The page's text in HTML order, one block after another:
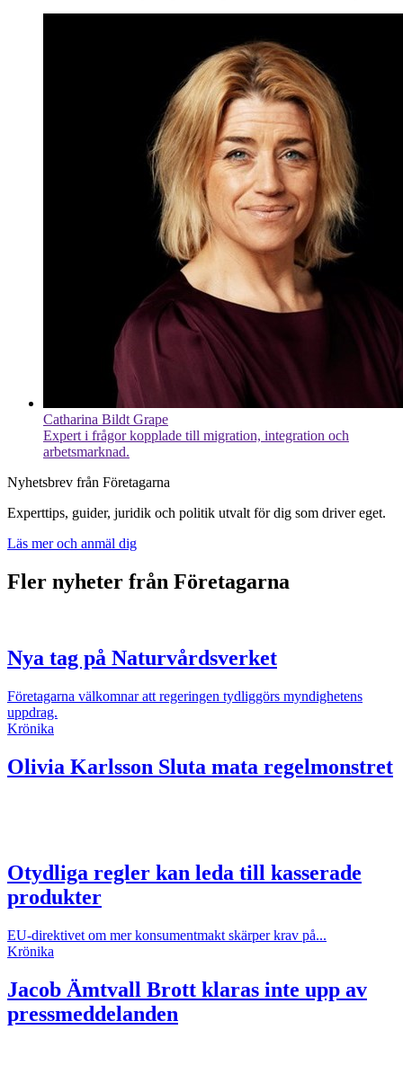
Catharina Bildt Grape
Expert i frågor kopplade till migration, integration och
arbetsmarknad.
Nyhetsbrev från Företagarna
Experttips, guider, juridik och politik utvalt för dig som driver eget.
Läs mer och anmäl dig
Fler nyheter från Företagarna
Nya tag på Naturvårdsverket
Företagarna välkomnar att regeringen tydliggörs myndighetens
uppdrag.
Krönika
Olivia Karlsson Sluta mata regelmonstret
Otydliga regler kan leda till kasserade
produkter
EU-direktivet om mer konsumentmakt skärper krav på...
Krönika
Jacob Ämtvall Brott klaras inte upp av
pressmeddelanden